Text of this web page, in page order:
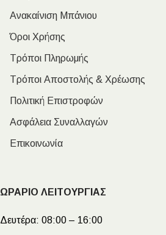
Ανακαίνιση Μπάνιου
Όροι Χρήσης
Τρόποι Πληρωμής
Τρόποι Αποστολής & Χρέωσης
Πολιτική Επιστροφών
Ασφάλεια Συναλλαγών
Επικοινωνία
ΩΡΑΡΙΟ ΛΕΙΤΟΥΡΓΙΑΣ
Δευτέρα: 08:00 – 16:00